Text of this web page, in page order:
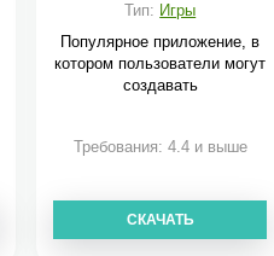
Тип: Игры
Популярное приложение, в
котором пользователи могут
создавать
Требования: 4.4 и выше
СКАЧАТЬ